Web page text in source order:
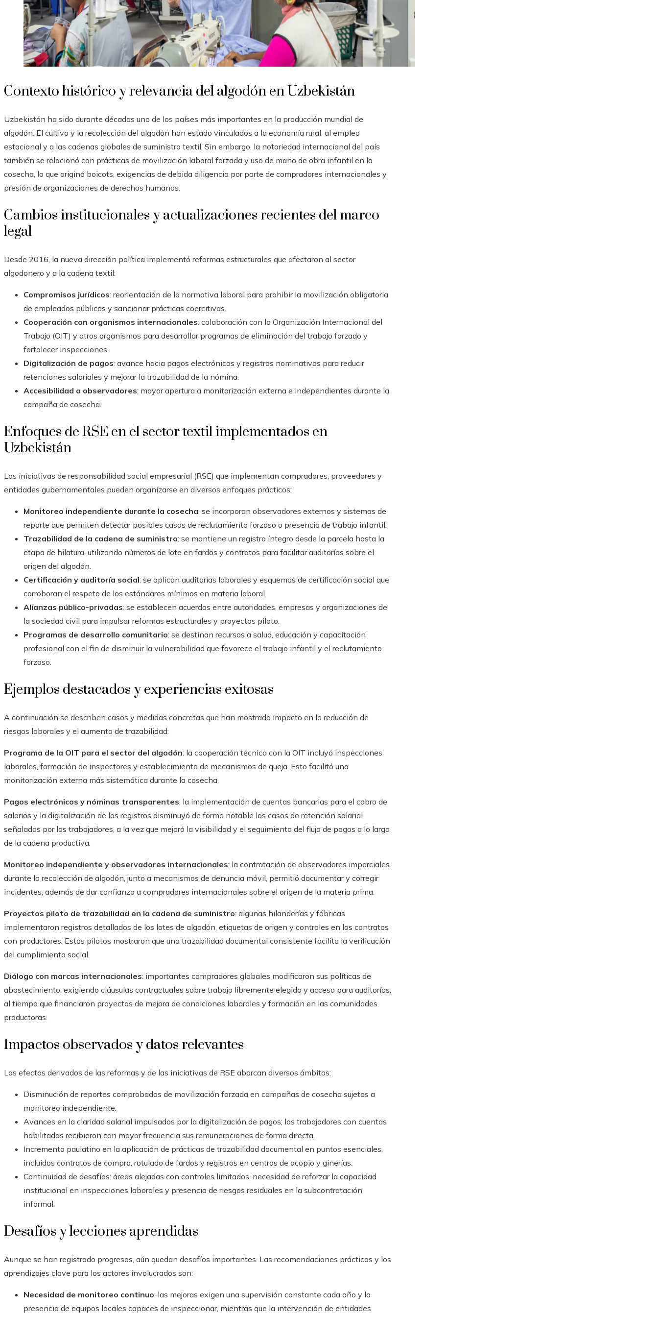
Contexto histórico y relevancia del algodón en Uzbekistán
Uzbekistán ha sido durante décadas uno de los países más importantes en la producción mundial de
algodón. El cultivo y la recolección del algodón han estado vinculados a la economía rural, al empleo
estacional y a las cadenas globales de suministro textil. Sin embargo, la notoriedad internacional del país
también se relacionó con prácticas de movilización laboral forzada y uso de mano de obra infantil en la
cosecha, lo que originó boicots, exigencias de debida diligencia por parte de compradores internacionales y
presión de organizaciones de derechos humanos.
Cambios institucionales y actualizaciones recientes del marco
legal
Desde 2016, la nueva dirección política implementó reformas estructurales que afectaron al sector
algodonero y a la cadena textil:
Compromisos jurídicos: reorientación de la normativa laboral para prohibir la movilización obligatoria
de empleados públicos y sancionar prácticas coercitivas.
Cooperación con organismos internacionales: colaboración con la Organización Internacional del
Trabajo (OIT) y otros organismos para desarrollar programas de eliminación del trabajo forzado y
fortalecer inspecciones.
Digitalización de pagos: avance hacia pagos electrónicos y registros nominativos para reducir
retenciones salariales y mejorar la trazabilidad de la nómina.
Accesibilidad a observadores: mayor apertura a monitorización externa e independientes durante la
campaña de cosecha.
Enfoques de RSE en el sector textil implementados en
Uzbekistán
Las iniciativas de responsabilidad social empresarial (RSE) que implementan compradores, proveedores y
entidades gubernamentales pueden organizarse en diversos enfoques prácticos:
Monitoreo independiente durante la cosecha: se incorporan observadores externos y sistemas de
reporte que permiten detectar posibles casos de reclutamiento forzoso o presencia de trabajo infantil.
Trazabilidad de la cadena de suministro: se mantiene un registro íntegro desde la parcela hasta la
etapa de hilatura, utilizando números de lote en fardos y contratos para facilitar auditorías sobre el
origen del algodón.
Certificación y auditoría social: se aplican auditorías laborales y esquemas de certificación social que
corroboran el respeto de los estándares mínimos en materia laboral.
Alianzas público-privadas: se establecen acuerdos entre autoridades, empresas y organizaciones de
la sociedad civil para impulsar reformas estructurales y proyectos piloto.
Programas de desarrollo comunitario: se destinan recursos a salud, educación y capacitación
profesional con el fin de disminuir la vulnerabilidad que favorece el trabajo infantil y el reclutamiento
forzoso.
Ejemplos destacados y experiencias exitosas
A continuación se describen casos y medidas concretas que han mostrado impacto en la reducción de
riesgos laborales y el aumento de trazabilidad:
Programa de la OIT para el sector del algodón: la cooperación técnica con la OIT incluyó inspecciones
laborales, formación de inspectores y establecimiento de mecanismos de queja. Esto facilitó una
monitorización externa más sistemática durante la cosecha.
Pagos electrónicos y nóminas transparentes: la implementación de cuentas bancarias para el cobro de
salarios y la digitalización de los registros disminuyó de forma notable los casos de retención salarial
señalados por los trabajadores, a la vez que mejoró la visibilidad y el seguimiento del flujo de pagos a lo largo
de la cadena productiva.
Monitoreo independiente y observadores internacionales: la contratación de observadores imparciales
durante la recolección de algodón, junto a mecanismos de denuncia móvil, permitió documentar y corregir
incidentes, además de dar confianza a compradores internacionales sobre el origen de la materia prima.
Proyectos piloto de trazabilidad en la cadena de suministro: algunas hilanderías y fábricas
implementaron registros detallados de los lotes de algodón, etiquetas de origen y controles en los contratos
con productores. Estos pilotos mostraron que una trazabilidad documental consistente facilita la verificación
del cumplimiento social.
Diálogo con marcas internacionales: importantes compradores globales modificaron sus políticas de
abastecimiento, exigiendo cláusulas contractuales sobre trabajo libremente elegido y acceso para auditorías,
al tiempo que financiaron proyectos de mejora de condiciones laborales y formación en las comunidades
productoras.
Impactos observados y datos relevantes
Los efectos derivados de las reformas y de las iniciativas de RSE abarcan diversos ámbitos:
Disminución de reportes comprobados de movilización forzada en campañas de cosecha sujetas a
monitoreo independiente.
Avances en la claridad salarial impulsados por la digitalización de pagos; los trabajadores con cuentas
habilitadas recibieron con mayor frecuencia sus remuneraciones de forma directa.
Incremento paulatino en la aplicación de prácticas de trazabilidad documental en puntos esenciales,
incluidos contratos de compra, rotulado de fardos y registros en centros de acopio y ginerías.
Continuidad de desafíos: áreas alejadas con controles limitados, necesidad de reforzar la capacidad
institucional en inspecciones laborales y presencia de riesgos residuales en la subcontratación
informal.
Desafíos y lecciones aprendidas
Aunque se han registrado progresos, aún quedan desafíos importantes. Las recomendaciones prácticas y los
aprendizajes clave para los actores involucrados son:
Necesidad de monitoreo continuo: las mejoras exigen una supervisión constante cada año y la
presencia de equipos locales capaces de inspeccionar, mientras que la intervención de entidades